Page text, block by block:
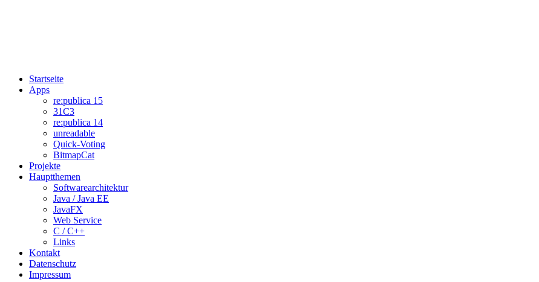
Startseite
Apps
re:publica 15
31C3
re:publica 14
unreadable
Quick-Voting
BitmapCat
Projekte
Hauptthemen
Softwarearchitektur
Java / Java EE
JavaFX
Web Service
C / C++
Links
Kontakt
Datenschutz
Impressum